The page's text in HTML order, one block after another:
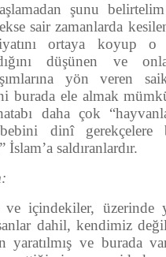
şunu
sair zamanlarda
ortaya koyup o
düşünen ve
yön veren
burada ele almak
daha çok
dinî gerekçelere
saldıranlardır.
içindekiler, üzerinde
dahil, kendimiz
yaratılmış ve burada